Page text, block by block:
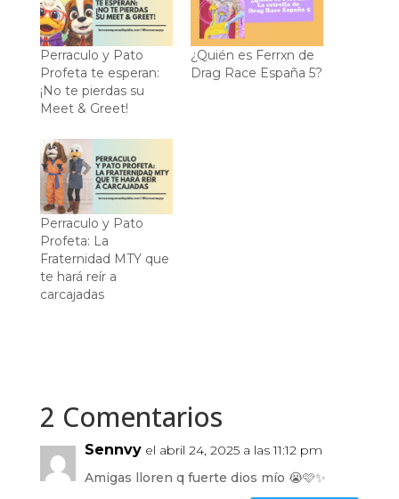
Perraculo y Pato
Profeta te esperan:
¡No te pierdas su
Meet & Greet!
¿Quién es Ferrxn de
Drag Race España 5?
Perraculo y Pato
Profeta: La
Fraternidad MTY que
te hará reír a
carcajadas
2 Comentarios
Sennvy el abril 24, 2025 a las 11:12 pm
Amigas lloren q fuerte dios mío 😭🩷✨